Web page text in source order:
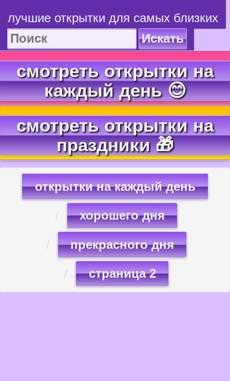
лучшие открытки для самых близких
Искать
смотреть открытки на
каждый день 😊
смотреть открытки на
праздники 🎁
открытки на каждый день
хорошего дня
прекрасного дня
страница 2